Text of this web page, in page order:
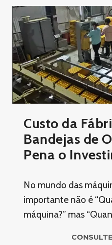
Custo da
Bandejas de
Pena o
No mundo das
importante não é
máquina?” mas